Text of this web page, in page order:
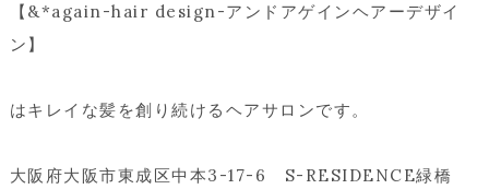
【&*again-hair design-アンドアゲインヘアーデザイ
ン】
はキレイな髪を創り続けるヘアサロンです。
大阪府大阪市東成区中本3-17-6 S-RESIDENCE緑橋